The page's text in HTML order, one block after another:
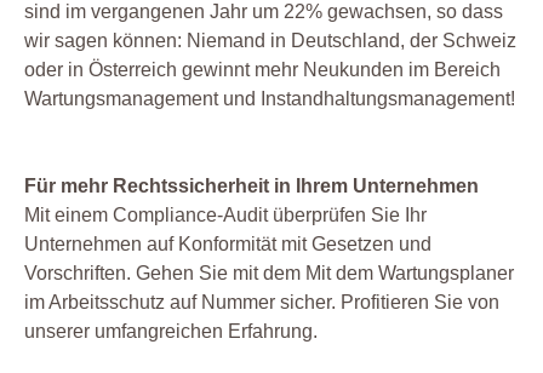
sind im vergangenen Jahr um 22% gewachsen, so dass
wir sagen können: Niemand in Deutschland, der Schweiz
oder in Österreich gewinnt mehr Neukunden im Bereich
Wartungsmanagement und Instandhaltungsmanagement!
Für mehr Rechtssicherheit in Ihrem Unternehmen
Mit einem Compliance-Audit überprüfen Sie Ihr
Unternehmen auf Konformität mit Gesetzen und
Vorschriften. Gehen Sie mit dem Mit dem Wartungsplaner
im Arbeitsschutz auf Nummer sicher. Profitieren Sie von
unserer umfangreichen Erfahrung.